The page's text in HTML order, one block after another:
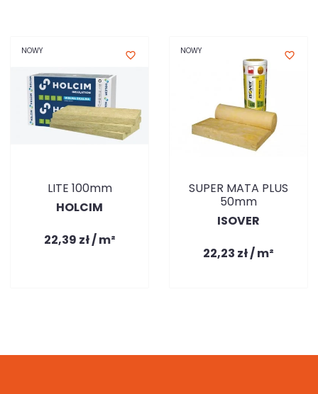
NOWY favorite_border
LITE 100mm
HOLCIM
22,39 zł / m²
NOWY favorite_border
SUPER MATA PLUS
50mm
ISOVER
22,23 zł / m²